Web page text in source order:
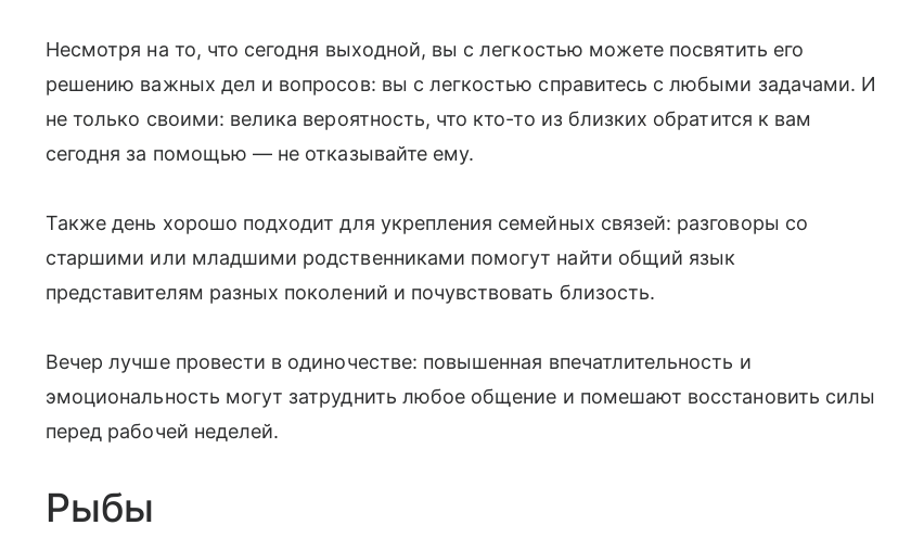
Несмотря на то, что сегодня выходной, вы с легкостью можете посвятить его
решению важных дел и вопросов: вы с легкостью справитесь с любыми задачами. И
не только своими: велика вероятность, что кто-то из близких обратится к вам
сегодня за помощью — не отказывайте ему.
Также день хорошо подходит для укрепления семейных связей: разговоры со
старшими или младшими родственниками помогут найти общий язык
представителям разных поколений и почувствовать близость.
Вечер лучше провести в одиночестве: повышенная впечатлительность и
эмоциональность могут затруднить любое общение и помешают восстановить силы
перед рабочей неделей.
Рыбы